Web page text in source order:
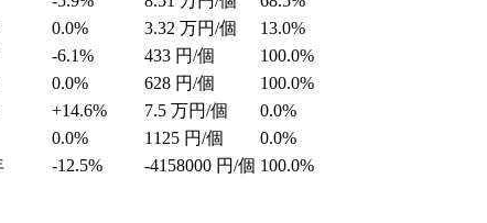
0.0% 3.32 万円/個
13.0%
-6.1% 433 円/個
100.0%
0.0% 628 円/個
100.0%
+14.6% 7.5 万円/個
0.0%
0.0% 1125 円/個
0.0%
-12.5% -4158000 円/個 100.0%